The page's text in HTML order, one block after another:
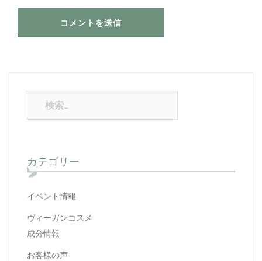
カテゴリー
イベント情報
ヴィーガンコスメ
成分情報
お客様の声